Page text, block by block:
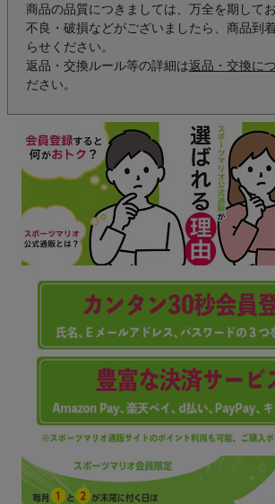
商品の品質につきましては、万全を期して
不良・破損などがございましたら、商品到
らせください。
返品・交換ルール等の詳細は返品・交換に
ださい。